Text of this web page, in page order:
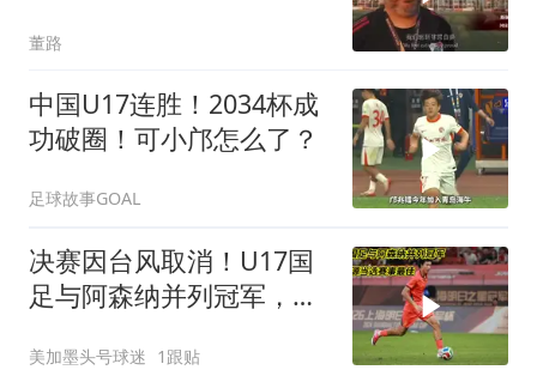
董路
中国U17连胜！2034杯成
功破圈！可小邝怎么了？
足球故事GOAL
决赛因台风取消！U17国
足与阿森纳并列冠军，赵
美加墨头号球迷 1跟贴